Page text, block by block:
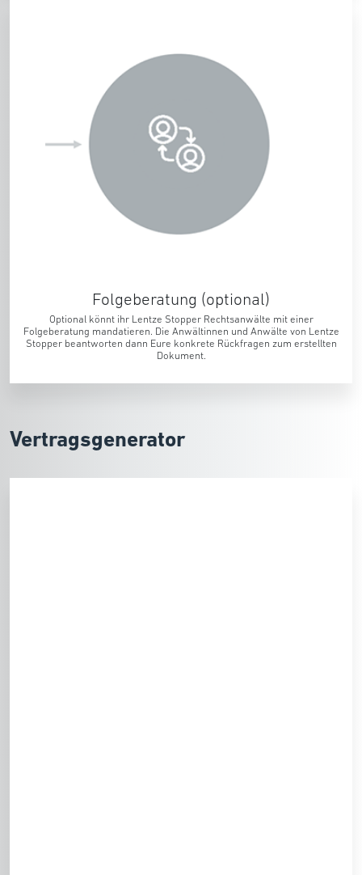
Folgeberatung (optional)
Optional könnt ihr Lentze Stopper Rechtsanwälte mit einer
Folgeberatung mandatieren. Die Anwältinnen und Anwälte von Lentze
Stopper beantworten dann Eure konkrete Rückfragen zum erstellten
Dokument.
Vertragsgenerator